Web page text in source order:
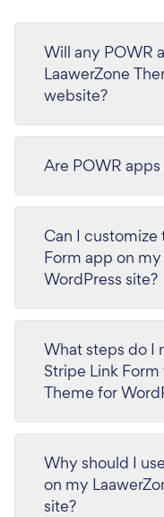
Will any POWR
LaawerZone
website?
Are POWR
Can I
Form app on
WordPress site?
What steps do I
Stripe Link
Theme for
Why should I
on my
site?